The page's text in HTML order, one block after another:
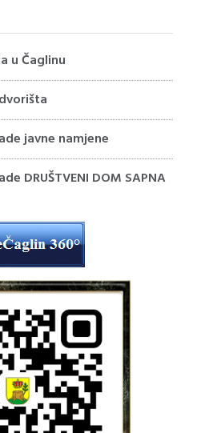
u Čaglinu
javne namjene
DRUŠTVENI DOM SAPNA